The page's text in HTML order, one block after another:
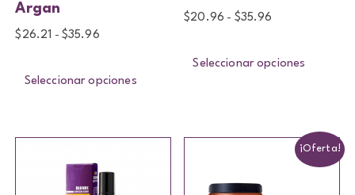
Argan
$ 26.21 - $35.96
Seleccionar opciones
$20.96 - $35.96
Seleccionar opciones
¡Oferta!